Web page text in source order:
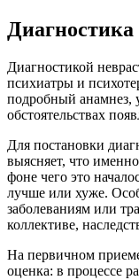
Диагностика
Диагностикой
психиатры и
подробный анамнез,
обстоятельствах
Для постановки
выясняет, что
фоне чего это
лучше или хуже.
заболеваниям или
коллективе,
На первичном
оценка: в процессе